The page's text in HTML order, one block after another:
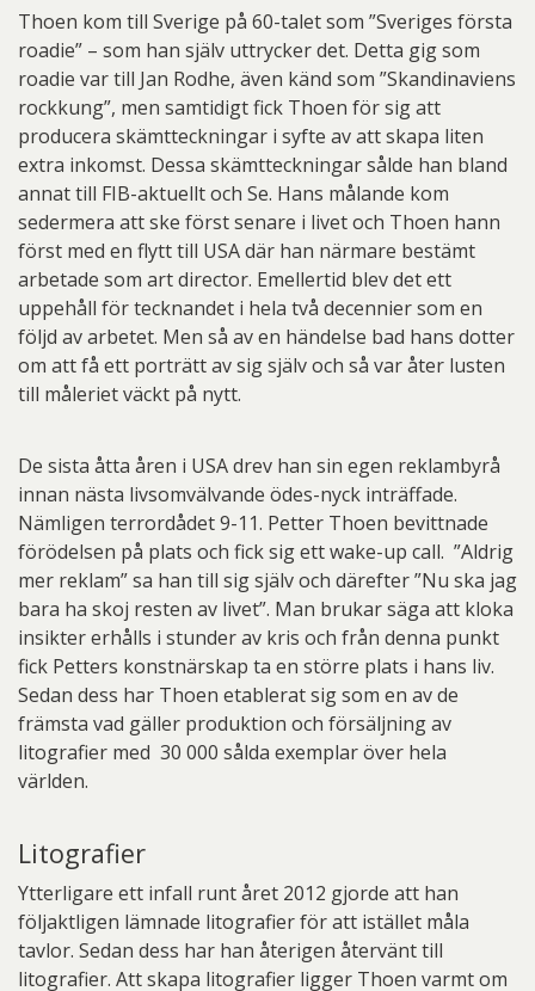
Thoen kom till Sverige på 60-talet som ”Sveriges första
roadie” – som han själv uttrycker det. Detta gig som
roadie var till Jan Rodhe, även känd som ”Skandinaviens
rockkung”, men samtidigt fick Thoen för sig att
producera skämtteckningar i syfte av att skapa liten
extra inkomst. Dessa skämtteckningar sålde han bland
annat till FIB-aktuellt och Se. Hans målande kom
sedermera att ske först senare i livet och Thoen hann
först med en flytt till USA där han närmare bestämt
arbetade som art director. Emellertid blev det ett
uppehåll för tecknandet i hela två decennier som en
följd av arbetet. Men så av en händelse bad hans dotter
om att få ett porträtt av sig själv och så var åter lusten
till måleriet väckt på nytt.
De sista åtta åren i USA drev han sin egen reklambyrå
innan nästa livsomvälvande ödes-nyck inträffade.
Nämligen terrordådet 9-11. Petter Thoen bevittnade
förödelsen på plats och fick sig ett wake-up call. ”Aldrig
mer reklam” sa han till sig själv och därefter ”Nu ska jag
bara ha skoj resten av livet”. Man brukar säga att kloka
insikter erhålls i stunder av kris och från denna punkt
fick Petters konstnärskap ta en större plats i hans liv.
Sedan dess har Thoen etablerat sig som en av de
främsta vad gäller produktion och försäljning av
litografier med 30 000 sålda exemplar över hela
världen.
Litografier
Ytterligare ett infall runt året 2012 gjorde att han
följaktligen lämnade litografier för att istället måla
tavlor. Sedan dess har han återigen återvänt till
litografier. Att skapa litografier ligger Thoen varmt om